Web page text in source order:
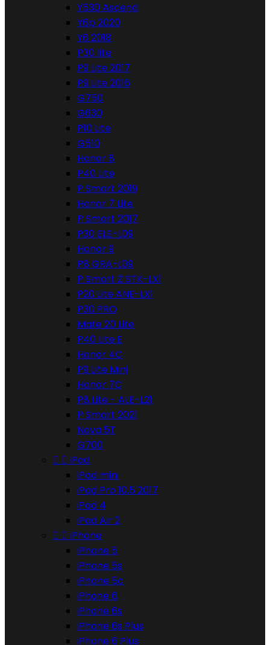
Y530 Ascend
Y6p 2020
Y6 2018
P30 lite
P9 Lite 2017
P9 Lite 2016
G750
G630
P10 Lite
G510
Honor 8
P40 Lite
P Smart 2019
Honor 7 Lite
P Smart 2017
P30 ELE-L09
Honor 9
P8 GRA-L09
P Smart Z STK-LX1
P20 Lite ANE-LX1
P30 PRO
Mate 20 Lite
P40 Lite E
Honor 4C
P9 Lite Mini
Honor 7C
P8 Lite - ALE-L21
P Smart 2021
Nova 5T
G700
  iPad
iPad mini
iPad Pro 10.5 2017
iPad 4
iPad Air 2
  iPhone
iPhone 5
iPhone 5s
iPhone 5c
iPhone 6
iPhone 6s
iPhone 6s Plus
iPhone 6 Plus